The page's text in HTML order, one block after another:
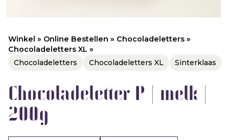
Winkel » Online Bestellen » Chocoladeletters »
Chocoladeletters XL »
Chocoladeletters
Chocoladeletters XL Sinterklaas
Chocoladeletter P | melk |
200g